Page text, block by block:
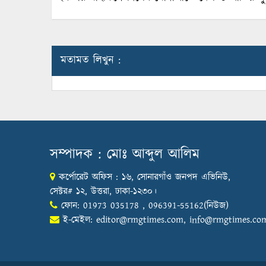
মতামত লিখুন :
সম্পাদক : মোঃ আব্দুল আলিম
কর্পোরেট অফিস : ১৬, সোনারগাঁও জনপদ এভিনিউ,
সেক্টর# ১২, উত্তরা, ঢাকা-১২৩০।
ফোন: 01973 035178 , 096391-55162(নিউজ)
ই-মেইল: editor@rmgtimes.com,